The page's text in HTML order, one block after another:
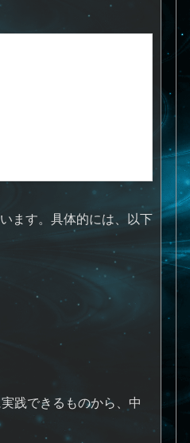
ます。具体的には、以下
践できるものから、中